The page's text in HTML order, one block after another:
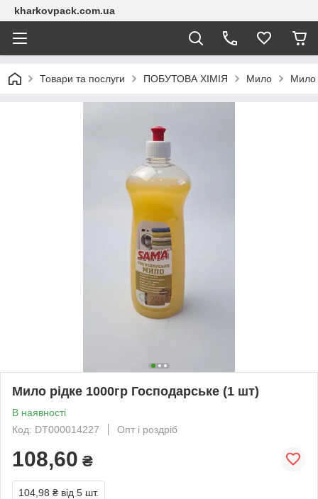
kharkovpack.com.ua
Товари та послуги ПОБУТОВА ХІМІЯ Мило Мило
Мило рiдке 1000гр Господарське (1 шт)
В наявності
Код: DT000014227
Опт і роздріб
108,60 ₴
104,98 ₴ від 5 шт.